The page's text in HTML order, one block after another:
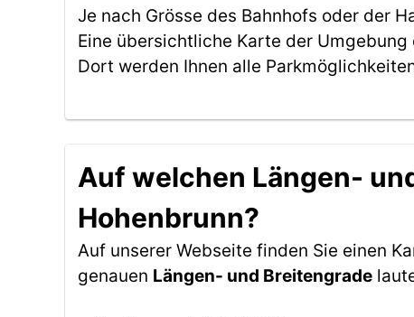
Je nach Grösse des Bahnhofs oder der
Eine übersichtliche Karte der
Dort werden Ihnen alle
Auf welchen Längen-
Hohenbrunn?
Auf unserer Webseite finden Sie einen
genauen Längen- und Breitengrade